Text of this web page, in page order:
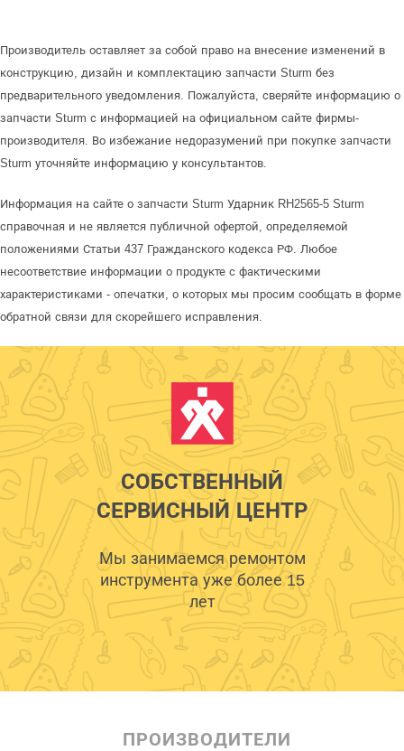
Производитель оставляет за собой право на внесение изменений в
конструкцию, дизайн и комплектацию запчасти Sturm без
предварительного уведомления. Пожалуйста, сверяйте информацию о
запчасти Sturm с информацией на официальном сайте фирмы-
производителя. Во избежание недоразумений при покупке запчасти
Sturm уточняйте информацию у консультантов.
Информация на сайте о запчасти Sturm Ударник RH2565-5 Sturm
справочная и не является публичной офертой, определяемой
положениями Статьи 437 Гражданского кодекса РФ. Любое
несоответствие информации о продукте с фактическими
характеристиками - опечатки, о которых мы просим сообщать в форме
обратной связи для скорейшего исправления.
СОБСТВЕННЫЙ
СЕРВИСНЫЙ ЦЕНТР
Мы занимаемся ремонтом
инструмента уже более 15
лет
ПРОИЗВОДИТЕЛИ